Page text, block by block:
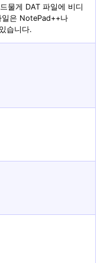
물게 DAT 파일에 비디
일은 NotePad++나
습니다.